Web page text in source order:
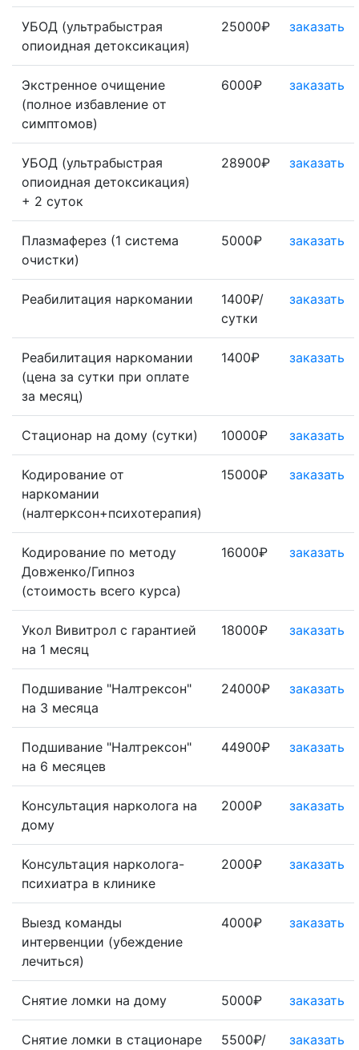
УБОД (ультрабыстрая
опиоидная детоксикация)
25000₽ заказать
Экстренное очищение
(полное избавление от
симптомов)
6000₽ заказать
УБОД (ультрабыстрая
опиоидная детоксикация)
+ 2 суток
28900₽ заказать
Плазмаферез (1 система
очистки)
5000₽ заказать
Реабилитация наркомании
1400₽/
сутки
заказать
Реабилитация наркомании
(цена за сутки при оплате
за месяц)
1400₽ заказать
Стационар на дому (сутки) 10000₽ заказать
Кодирование от
наркомании
(налтерксон+психотерапия)
15000₽ заказать
Кодирование по методу
Довженко/Гипноз
(стоимость всего курса)
16000₽ заказать
Укол Вивитрол с гарантией
на 1 месяц
18000₽ заказать
Подшивание "Налтрексон"
на 3 месяца
24000₽ заказать
Подшивание "Налтрексон"
на 6 месяцев
44900₽ заказать
Консультация нарколога на
дому
2000₽ заказать
Консультация нарколога-
психиатра в клинике
2000₽ заказать
Выезд команды
интервенции (убеждение
лечиться)
4000₽ заказать
Снятие ломки на дому 5000₽ заказать
Снятие ломки в стационаре
5500₽/
заказать